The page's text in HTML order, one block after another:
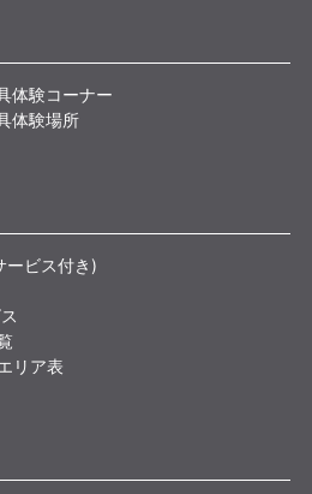
体験コーナー
体験場所
ービス付き)
リア表